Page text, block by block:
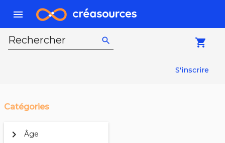
menu
Rechercher search local_grocery_store
S'inscrire
Catégories
chevron_right Âge